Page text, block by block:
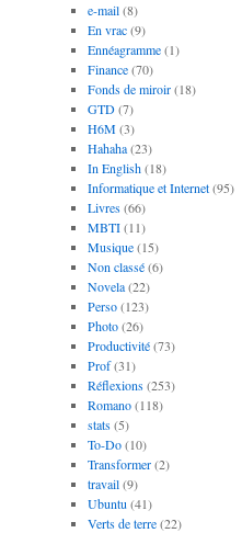
e-mail(8)
En vrac(9)
Ennéagramme(1)
Finance(70)
Fonds de miroir(18)
GTD(7)
H6M(3)
Hahaha(23)
In English(18)
Informatique et Internet(95)
Livres(66)
MBTI(11)
Musique(15)
Non classé(6)
Novela(22)
Perso(123)
Photo(26)
Productivité(73)
Prof(31)
Réflexions(253)
Romano(118)
stats(5)
To-Do(10)
Transformer(2)
travail(9)
Ubuntu (41)
Verts de terre(22)